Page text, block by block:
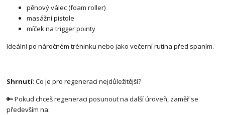
pěnový válec (foam roller)
masážní pistole
míček na trigger pointy
Ideální po náročném tréninku nebo jako večerní rutina před spaním.
Shrnutí: Co je pro regeneraci nejdůležitější?
🔑 Pokud chceš regeneraci posunout na další úroveň, zaměř se
především na: